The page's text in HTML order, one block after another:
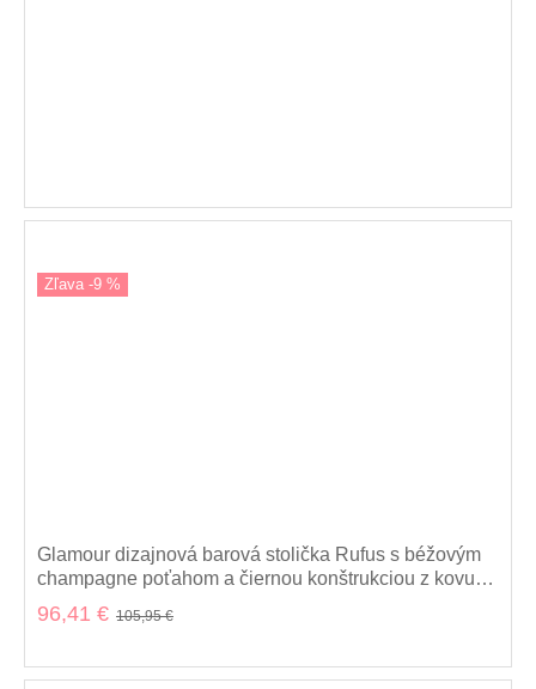
Zľava -9 %
Glamour dizajnová barová stolička Rufus s béžovým
champagne poťahom a čiernou konštrukciou z kovu
100cm
96,41 € 105,95 €